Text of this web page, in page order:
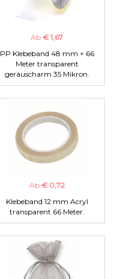
Ab € 1,67
PP Klebeband 48 mm × 66
Meter transparent
geräuscharm 35 Mikron.
Ab € 0,72
Klebeband 12 mm Acryl
transparent 66 Meter.